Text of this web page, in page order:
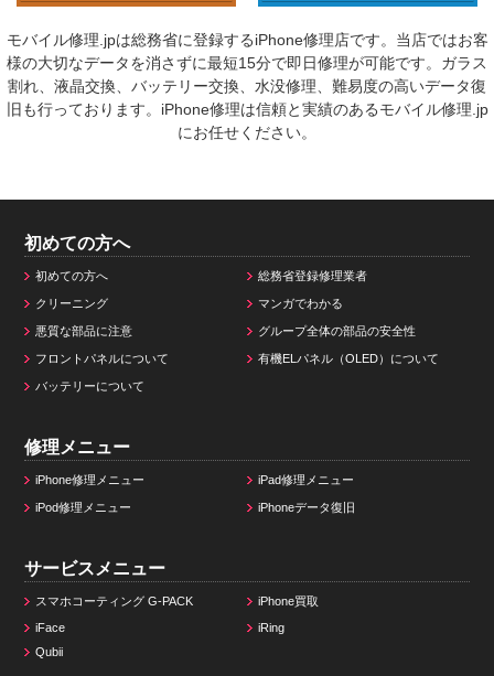
モバイル修理.jpは総務省に登録するiPhone修理店です。当店ではお客
様の大切なデータを消さずに最短15分で即日修理が可能です。ガラス
割れ、液晶交換、バッテリー交換、水没修理、難易度の高いデータ復
旧も行っております。iPhone修理は信頼と実績のあるモバイル修理.jp
にお任せください。
初めての方へ
初めての方へ 総務省登録修理業者
クリーニング マンガでわかる
悪質な部品に注意 グループ全体の部品の安全性
フロントパネルについて 有機ELパネル（OLED）について
バッテリーについて
修理メニュー
iPhone修理メニュー iPad修理メニュー
iPod修理メニュー iPhoneデータ復旧
サービスメニュー
スマホコーティング G-PACK
iPhone買取
iFace
iRing
Qubii